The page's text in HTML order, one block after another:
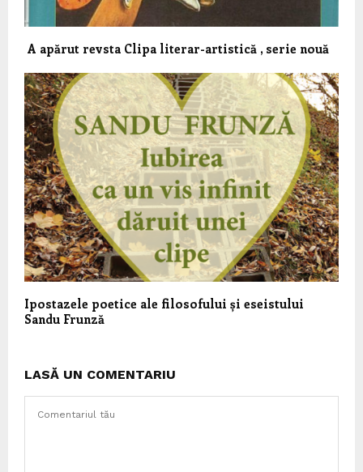
A apărut revsta Clipa literar-artistică , serie nouă
Ipostazele poetice ale filosofului și eseistului
Sandu Frunză
LASĂ UN COMENTARIU